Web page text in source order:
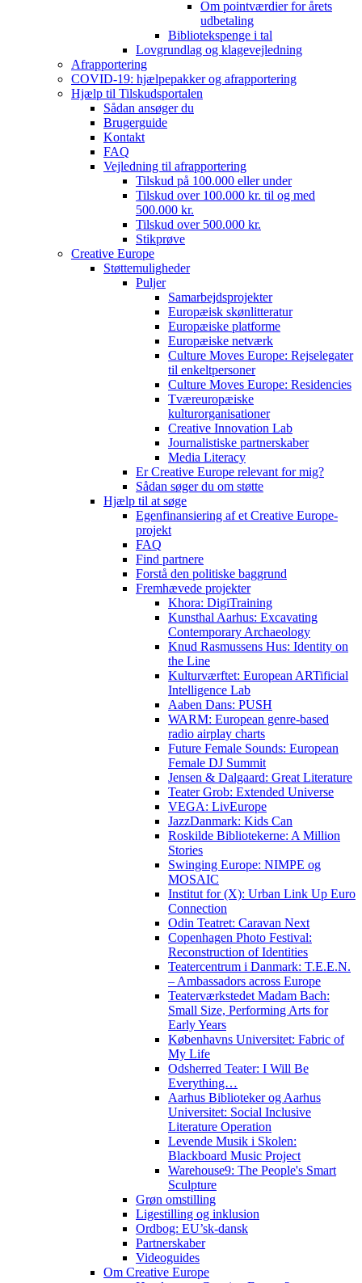
Om pointværdier for årets
udbetaling
Bibliotekspenge i tal
Lovgrundlag og klagevejledning
Afrapportering
COVID-19: hjælpepakker og afrapportering
Hjælp til Tilskudsportalen
Sådan ansøger du
Brugerguide
Kontakt
FAQ
Vejledning til afrapportering
Tilskud på 100.000 eller under
Tilskud over 100.000 kr. til og med
500.000 kr.
Tilskud over 500.000 kr.
Stikprøve
Creative Europe
Støttemuligheder
Puljer
Samarbejdsprojekter
Europæisk skønlitteratur
Europæiske platforme
Europæiske netværk
Culture Moves Europe: Rejselegater
til enkeltpersoner
Culture Moves Europe: Residencies
Tværeuropæiske
kulturorganisationer
Creative Innovation Lab
Journalistiske partnerskaber
Media Literacy
Er Creative Europe relevant for mig?
Sådan søger du om støtte
Hjælp til at søge
Egenfinansiering af et Creative Europe-
projekt
FAQ
Find partnere
Forstå den politiske baggrund
Fremhævede projekter
Khora: DigiTraining
Kunsthal Aarhus: Excavating
Contemporary Archaeology
Knud Rasmussens Hus: Identity on
the Line
Kulturværftet: European ARTificial
Intelligence Lab
Aaben Dans: PUSH
WARM: European genre-based
radio airplay charts
Future Female Sounds: European
Female DJ Summit
Jensen & Dalgaard: Great Literature
Teater Grob: Extended Universe
VEGA: LivEurope
JazzDanmark: Kids Can
Roskilde Bibliotekerne: A Million
Stories
Swinging Europe: NIMPE og
MOSAIC
Institut for (X): Urban Link Up Euro
Connection
Odin Teatret: Caravan Next
Copenhagen Photo Festival:
Reconstruction of Identities
Teatercentrum i Danmark: T.E.E.N.
– Ambassadors across Europe
Teaterværkstedet Madam Bach:
Small Size, Performing Arts for
Early Years
Københavns Universitet: Fabric of
My Life
Odsherred Teater: I Will Be
Everything…
Aarhus Biblioteker og Aarhus
Universitet: Social Inclusive
Literature Operation
Levende Musik i Skolen:
Blackboard Music Project
Warehouse9: The People's Smart
Sculpture
Grøn omstilling
Ligestilling og inklusion
Ordbog: EU’sk-dansk
Partnerskaber
Videoguides
Om Creative Europe